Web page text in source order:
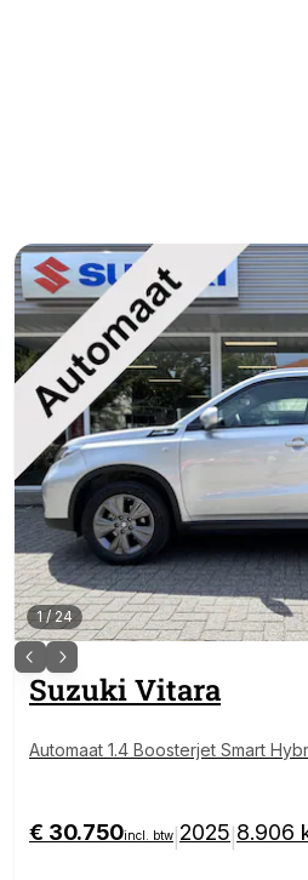
1/24
SuzukiVitara
Automaat 1.4 Boosterjet Smart
€ 30.750incl. btw 2025 8.906